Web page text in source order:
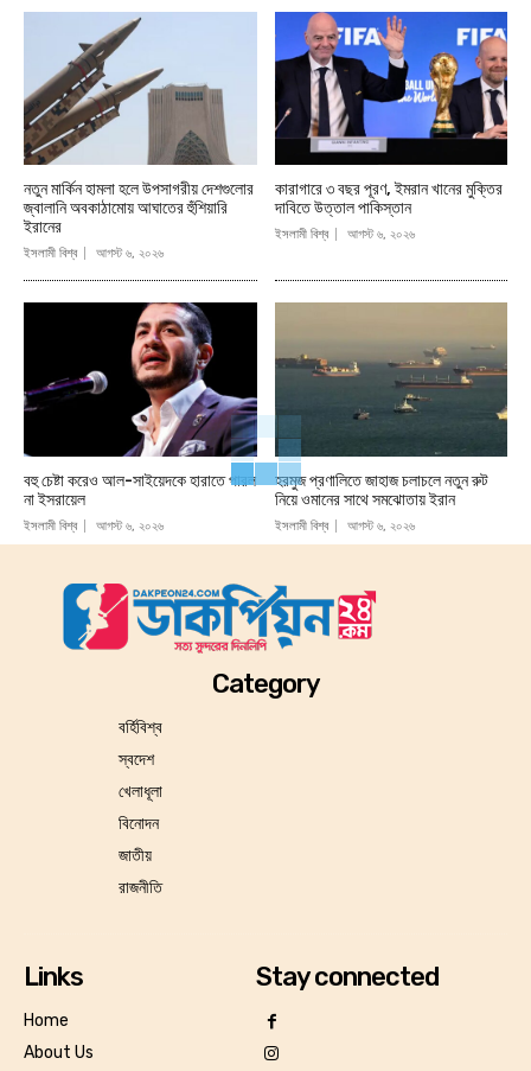
নতুন মার্কিন হামলা হলে উপসাগরীয় দেশগুলোর
জ্বালানি অবকাঠামোয় আঘাতের হুঁশিয়ারি
ইরানের
ইসলামী বিশ্ব আগস্ট ৬, ২০২৬
কারাগারে ৩ বছর পূরণ, ইমরান খানের মুক্তির
দাবিতে উত্তাল পাকিস্তান
ইসলামী বিশ্ব আগস্ট ৬, ২০২৬
বহু চেষ্টা করেও আল-সাইয়েদকে হারাতে পারল
না ইসরায়েল
ইসলামী বিশ্ব আগস্ট ৬, ২০২৬
হরমুজ প্রণালিতে জাহাজ চলাচলে নতুন রুট
নিয়ে ওমানের সাথে সমঝোতায় ইরান
ইসলামী বিশ্ব আগস্ট ৬, ২০২৬
Category
বর্হিবিশ্ব
স্বদেশ
খেলাধূলা
বিনোদন
জাতীয়
রাজনীতি
Links
Home
About Us
Stay connected